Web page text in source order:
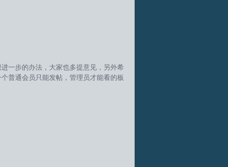
一步的办法，大家也多提意见，另外希
普通会员只能发帖，管理员才能看的板